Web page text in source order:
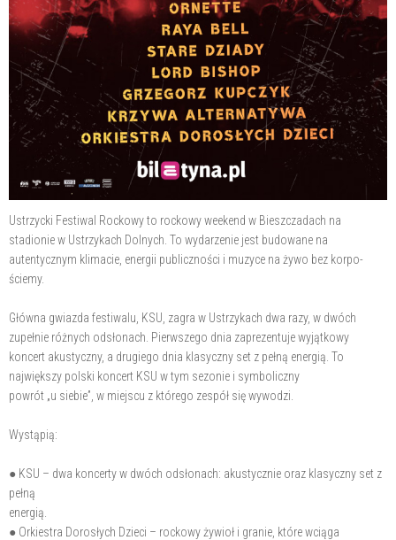
Ustrzycki Festiwal Rockowy to rockowy weekend w Bieszczadach na
stadionie w Ustrzykach Dolnych. To wydarzenie jest budowane na
autentycznym klimacie, energii publiczności i muzyce na żywo bez korpo-
ściemy.
Główna gwiazda festiwalu, KSU, zagra w Ustrzykach dwa razy, w dwóch
zupełnie różnych odsłonach. Pierwszego dnia zaprezentuje wyjątkowy
koncert akustyczny, a drugiego dnia klasyczny set z pełną energią. To
największy polski koncert KSU w tym sezonie i symboliczny
powrót „u siebie”, w miejscu z którego zespół się wywodzi.
Wystąpią:
● KSU – dwa koncerty w dwóch odsłonach: akustycznie oraz klasyczny set z
pełną
energią.
● Orkiestra Dorosłych Dzieci – rockowy żywioł i granie, które wciąga